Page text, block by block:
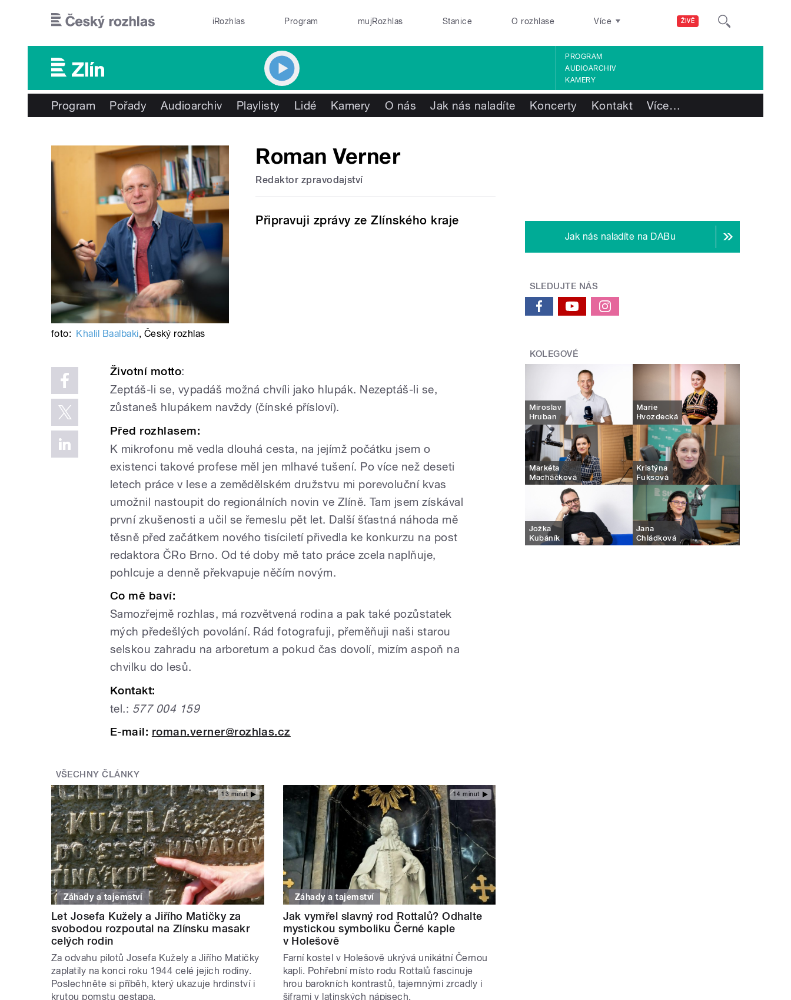
ŽIVĚ
iRozhlas Program mujRozhlas Stanice O rozhlase Více
PROGRAM
AUDIOARCHIV
KAMERY
Program Pořady Audioarchiv Playlisty Lidé Kamery O nás Jak nás naladíte Koncerty Kontakt Více…
Roman Verner
Redaktor zpravodajství
Připravuji zprávy ze Zlínského kraje
foto: Khalil Baalbaki, Český rozhlas
Životní motto:
Zeptáš-li se, vypadáš možná chvíli jako hlupák. Nezeptáš-li se,
zůstaneš hlupákem navždy (čínské přísloví).
Před rozhlasem:
K mikrofonu mě vedla dlouhá cesta, na jejímž počátku jsem o
existenci takové profese měl jen mlhavé tušení. Po více než deseti
letech práce v lese a zemědělském družstvu mi porevoluční kvas
umožnil nastoupit do regionálních novin ve Zlíně. Tam jsem získával
první zkušenosti a učil se řemeslu pět let. Další šťastná náhoda mě
těsně před začátkem nového tisíciletí přivedla ke konkurzu na post
redaktora ČRo Brno. Od té doby mě tato práce zcela naplňuje,
pohlcuje a denně překvapuje něčím novým.
Co mě baví:
Samozřejmě rozhlas, má rozvětvená rodina a pak také pozůstatek
mých předešlých povolání. Rád fotografuji, přeměňuji naši starou
selskou zahradu na arboretum a pokud čas dovolí, mizím aspoň na
chvilku do lesů.
Kontakt:
tel.: 577 004 159
E-mail: roman.verner@rozhlas.cz
VŠECHNY ČLÁNKY
13 minut
Záhady a tajemství
Let Josefa Kužely a Jiřího Matičky za
svobodou rozpoutal na Zlínsku masakr
celých rodin
Za odvahu pilotů Josefa Kužely a Jiřího Matičky
zaplatily na konci roku 1944 celé jejich rodiny.
Poslechněte si příběh, který ukazuje hrdinství i
krutou pomstu gestapa.
14 minut
Záhady a tajemství
Jak vymřel slavný rod Rottalů? Odhalte
mystickou symboliku Černé kaple
v Holešově
Farní kostel v Holešově ukrývá unikátní Černou
kapli. Pohřební místo rodu Rottalů fascinuje
hrou barokních kontrastů, tajemnými zrcadly i
šiframi v latinských nápisech.
Jak nás naladíte na DABu
SLEDUJTE NÁS
KOLEGOVÉ
Miroslav
Hruban
Marie
Hvozdecká
Markéta
Macháčková
Kristýna
Fuksová
Jožka
Kubáník
Jana
Chládková